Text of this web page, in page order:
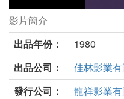
一溪流水劇照
影片簡介
出品年份：
1980
出品公司：
佳林影業
發行公司：
龍祥影業